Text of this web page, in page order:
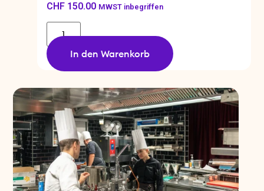
CHF150.00 MWST inbegriffen
In den Warenkorb